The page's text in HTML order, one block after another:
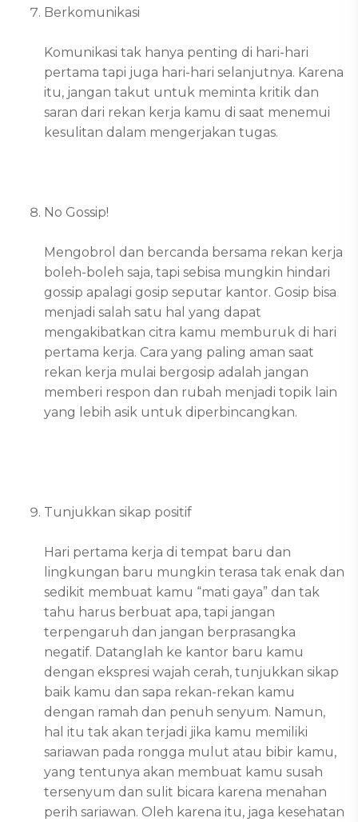
Berkomunikasi
Komunikasi tak hanya penting di hari-hari
pertama tapi juga hari-hari selanjutnya. Karena
itu, jangan takut untuk meminta kritik dan
saran dari rekan kerja kamu di saat menemui
kesulitan dalam mengerjakan tugas.
No Gossip!
Mengobrol dan bercanda bersama rekan kerja
boleh-boleh saja, tapi sebisa mungkin hindari
gossip apalagi gosip seputar kantor. Gosip bisa
menjadi salah satu hal yang dapat
mengakibatkan citra kamu memburuk di hari
pertama kerja. Cara yang paling aman saat
rekan kerja mulai bergosip adalah jangan
memberi respon dan rubah menjadi topik lain
yang lebih asik untuk diperbincangkan.
Tunjukkan sikap positif
Hari pertama kerja di tempat baru dan
lingkungan baru mungkin terasa tak enak dan
sedikit membuat kamu “mati gaya” dan tak
tahu harus berbuat apa, tapi jangan
terpengaruh dan jangan berprasangka
negatif. Datanglah ke kantor baru kamu
dengan ekspresi wajah cerah, tunjukkan sikap
baik kamu dan sapa rekan-rekan kamu
dengan ramah dan penuh senyum. Namun,
hal itu tak akan terjadi jika kamu memiliki
sariawan pada rongga mulut atau bibir kamu,
yang tentunya akan membuat kamu susah
tersenyum dan sulit bicara karena menahan
perih sariawan. Oleh karena itu, jaga kesehatan